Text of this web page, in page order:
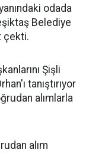
odada
Belediye
çekti.
Şişli
tanıştırıyor
alımlarla
alım